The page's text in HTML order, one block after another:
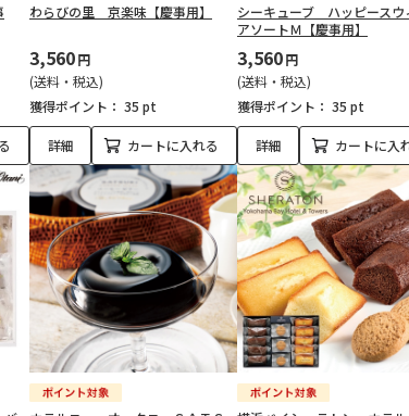
わらびの里 京楽味【慶事用】
3,560円
(送料・税込)
獲得ポイント： 35 pt
詳細 カートに入れる
シーキューブ ハッピースウ
アソートＭ【慶事用】
3,560円
(送料・税込)
獲得ポイント： 35 pt
詳細 カートに入